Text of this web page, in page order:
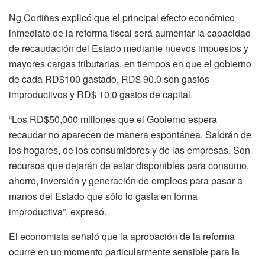
Ng Cortiñas explicó que el principal efecto económico
inmediato de la reforma fiscal será aumentar la capacidad
de recaudación del Estado mediante nuevos impuestos y
mayores cargas tributarias, en tiempos en que el gobierno
de cada RD$100 gastado, RD$ 90.0 son gastos
improductivos y RD$ 10.0 gastos de capital.
“Los RD$50,000 millones que el Gobierno espera
recaudar no aparecen de manera espontánea. Saldrán de
los hogares, de los consumidores y de las empresas. Son
recursos que dejarán de estar disponibles para consumo,
ahorro, inversión y generación de empleos para pasar a
manos del Estado que sólo lo gasta en forma
improductiva”, expresó.
El economista señaló que la aprobación de la reforma
ocurre en un momento particularmente sensible para la